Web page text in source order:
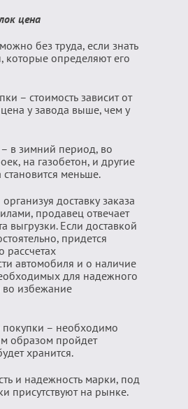
цена
можно без труда, если знать
определяют его
– стоимость зависит от
у завода выше, чем у
в зимний период, во
на газобетон, и другие
меньше.
доставку заказа
продавец отвечает
выгрузки. Если доставкой
придется
рассчетах
автомобиля и о наличие
для надежного
во избежание
– необходимо
образом пройдет
хранится.
и надежность марки, под
присутствуют на рынке.